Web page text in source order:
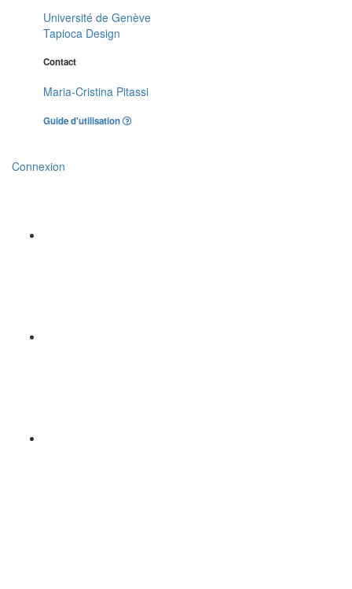
Université de Genève
Tapioca Design
Contact
Maria-Cristina Pitassi
Guide d'utilisation
Connexion